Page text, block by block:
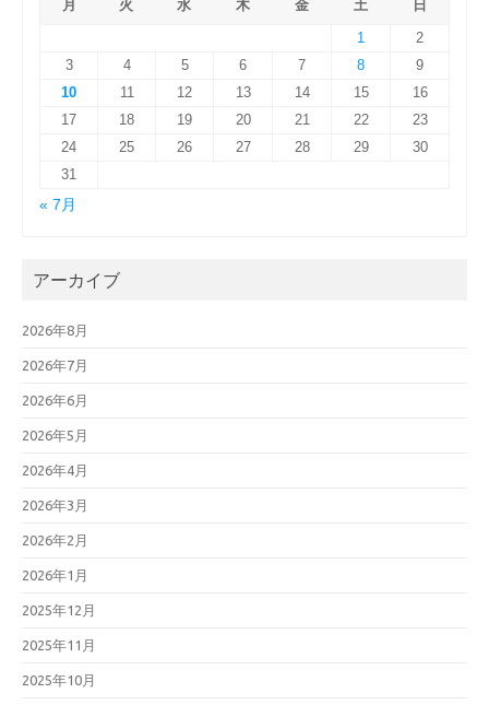
月
火 水 木 金 土
日
1
2
3
4 5 6 7 8
9
10
11 12 13 14 15
16
17
18 19 20 21 22
23
24
25 26 27 28 29
30
31
« 7月
アーカイブ
2026年8月
2026年7月
2026年6月
2026年5月
2026年4月
2026年3月
2026年2月
2026年1月
2025年12月
2025年11月
2025年10月